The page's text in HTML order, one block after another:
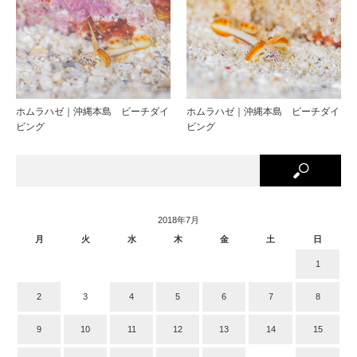
ホムラハゼ｜沖縄本島 ビーチダイ
ビング
ホムラハゼ｜沖縄本島 ビーチダイ
ビング
2018年7月
月
火 水 木 金 土 日
1
2 3 4 5 6 7 8
9 10 11 12 13 14 15